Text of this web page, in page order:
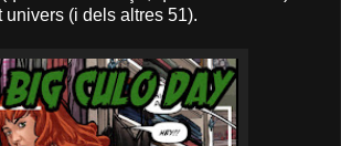
univers (i dels altres 51).